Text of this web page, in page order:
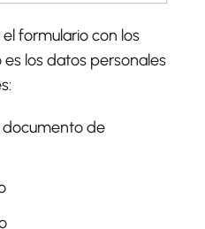
formulario con los
los datos personales
documento de